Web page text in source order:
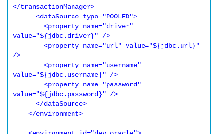
</transactionManager>
value="${jdbc.driver}" />
/>
value="${jdbc.username}" />
value="${jdbc.password}" />